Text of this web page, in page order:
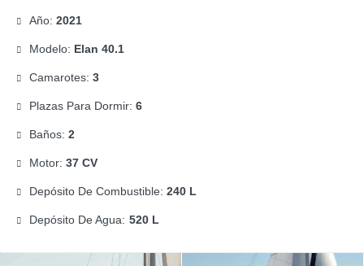
Año: 2021
Modelo: Elan 40.1
Camarotes: 3
Plazas Para Dormir: 6
Baños: 2
Motor: 37 CV
Depósito De Combustible: 240 L
Depósito De Agua: 520 L